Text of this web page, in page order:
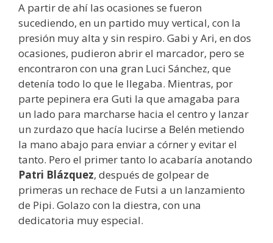
A partir de ahí las ocasiones se fueron
sucediendo, en un partido muy vertical, con la
presión muy alta y sin respiro. Gabi y Ari, en dos
ocasiones, pudieron abrir el marcador, pero se
encontraron con una gran Luci Sánchez, que
detenía todo lo que le llegaba. Mientras, por
parte pepinera era Guti la que amagaba para
un lado para marcharse hacia el centro y lanzar
un zurdazo que hacía lucirse a Belén metiendo
la mano abajo para enviar a córner y evitar el
tanto. Pero el primer tanto lo acabaría anotando
Patri Blázquez, después de golpear de
primeras un rechace de Futsi a un lanzamiento
de Pipi. Golazo con la diestra, con una
dedicatoria muy especial.